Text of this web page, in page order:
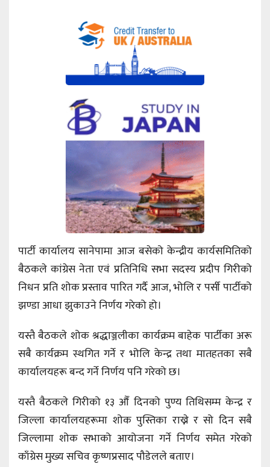
पार्टी कार्यालय सानेपामा आज बसेको केन्द्रीय कार्यसमितिको
बैठकले कांग्रेस नेता एवं प्रतिनिधि सभा सदस्य प्रदीप गिरीको
निधन प्रति शोक प्रस्ताव पारित गर्दै आज, भोलि र पर्सी पार्टीको
झण्डा आधा झुकाउने निर्णय गरेको हो।
यस्तै बैठकले शोक श्रद्धाञ्जलीका कार्यक्रम बाहेक पार्टीका अरू
सबै कार्यक्रम स्थगित गर्ने र भोलि केन्द्र तथा मातहतका सबै
कार्यालयहरू बन्द गर्ने निर्णय पनि गरेको छ।
यस्तै बैठकले गिरीको १३ औँ दिनको पुण्य तिथिसम्म केन्द्र र
जिल्ला कार्यालयहरूमा शोक पुस्तिका राख्ने र सो दिन सबै
जिल्लामा शोक सभाको आयोजना गर्ने निर्णय समेत गरेको
काँग्रेस मुख्य सचिव कृष्णप्रसाद पौडेलले बताए।